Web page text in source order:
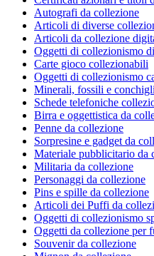
Autografi da collezione
Articoli di diverse
Articoli da collezione
Oggetti di collezionismo
Carte gioco collezionabili
Oggetti di collezionismo
Minerali, fossili e
Schede telefoniche
Birra e oggettistica da
Penne da collezione
Sorpresine e gadget da
Materiale pubblicitario da
Militaria da collezione
Personaggi da collezione
Pins e spille da collezione
Articoli dei Puffi da
Oggetti di collezionismo
Oggetti da collezione per
Souvenir da collezione